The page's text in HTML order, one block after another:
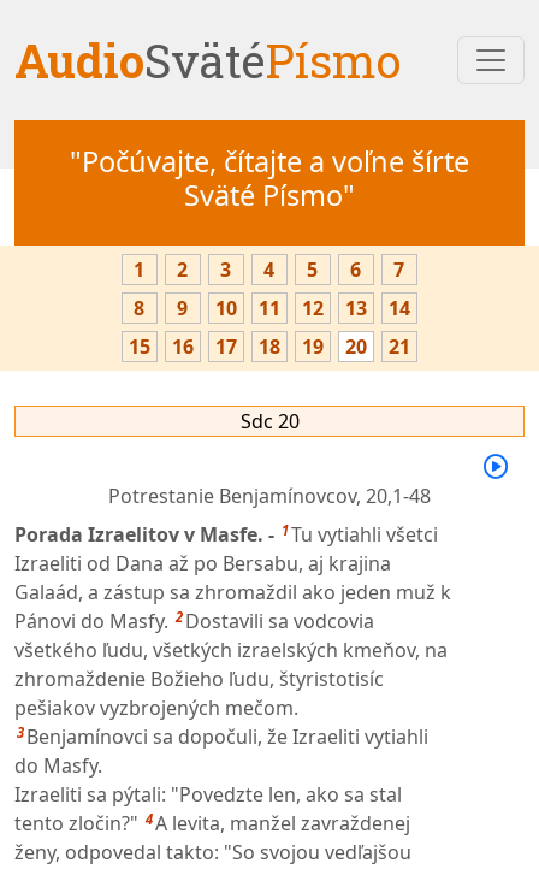
AudioSvätéPísmo
"Počúvajte, čítajte a voľne šírte
Sväté Písmo"
1 2 3 4 5 6
7
8
9 10 11 12 13
14
15
16 17 18 19 20 21
Sdc 20
Potrestanie Benjamínovcov, 20,1-48
Porada Izraelitov v Masfe. - 1Tu vytiahli všetci
Izraeliti od Dana až po Bersabu, aj krajina
Galaád, a zástup sa zhromaždil ako jeden muž k
Pánovi do Masfy. 2 Dostavili sa vodcovia
všetkého ľudu, všetkých izraelských kmeňov, na
zhromaždenie Božieho ľudu, štyristotisíc
pešiakov vyzbrojených mečom.
3 Benjamínovci sa dopočuli, že Izraeliti vytiahli
do Masfy.
Izraeliti sa pýtali: "Povedzte len, ako sa stal
tento zločin?" 4A levita, manžel zavraždenej
ženy, odpovedal takto: "So svojou vedľajšou